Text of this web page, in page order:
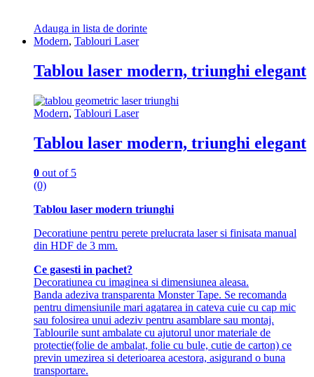
Adauga in lista de dorinte
Modern, Tablouri Laser
Tablou laser modern, triunghi elegant
Modern, Tablouri Laser
Tablou laser modern, triunghi elegant
0 out of 5
(0)
Tablou laser modern triunghi
Decoratiune pentru perete prelucrata laser si finisata manual
din HDF de 3 mm.
Ce gasesti in pachet?
Decoratiunea cu imaginea si dimensiunea aleasa.
Banda adeziva transparenta Monster Tape. Se recomanda
pentru dimensiunile mari agatarea in cateva cuie cu cap mic
sau folosirea unui adeziv pentru asamblare sau montaj.
Tablourile sunt ambalate cu ajutorul unor materiale de
protectie(folie de ambalat, folie cu bule, cutie de carton) ce
previn umezirea si deterioarea acestora, asigurand o buna
transportare.